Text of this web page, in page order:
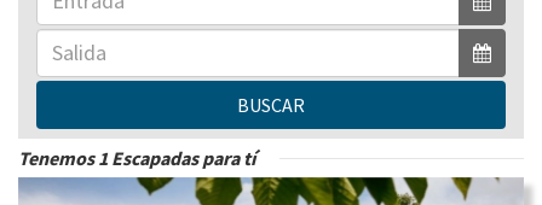
Habitaciones del Hotel:11
BUSCAR
Tenemos 1 Escapadas para tí